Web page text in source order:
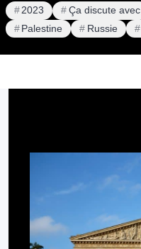
2023 Ça discute avec
Palestine
Russie